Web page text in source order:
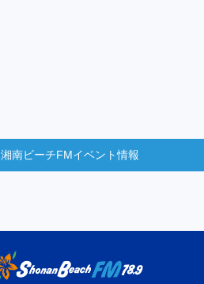
湘南ビーチFMイベント情報